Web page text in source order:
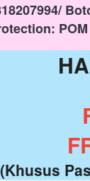
(Khusus